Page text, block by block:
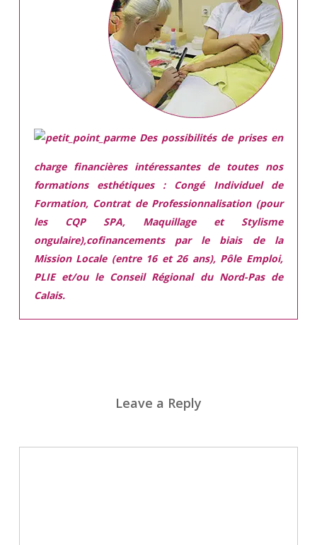
Des possibilités de prises en
charge financières intéressantes de toutes nos
formations esthétiques :Congé Individuel de
Formation, Contrat de Professionnalisation (pour
les CQP SPA, Maquillage et Stylisme
ongulaire),cofinancements par le biais de la
Mission Locale (entre 16 et 26 ans), Pôle Emploi,
PLIE et/ou le Conseil Régional du Nord-Pas de
Calais.
Leave a Reply